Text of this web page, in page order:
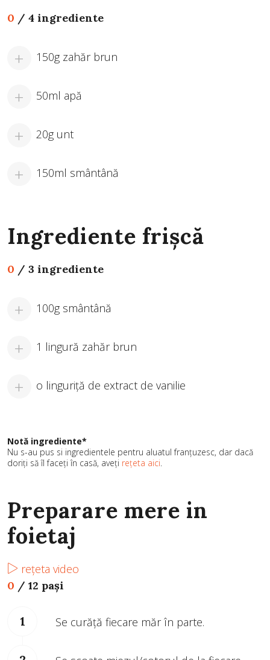
0 / 4 ingrediente
150g zahăr brun
50ml apă
20g unt
150ml smântână
Ingrediente frișcă
0 / 3 ingrediente
100g smântână
1 lingură zahăr brun
o linguriță de extract de vanilie
Notă ingrediente*
Nu s-au pus si ingredientele pentru aluatul franțuzesc, dar dacă
doriți să îl faceți în casă, aveți rețeta aici.
Preparare mere in
foietaj
rețeta video
0 / 12 pași
Se curăță fiecare măr în parte.